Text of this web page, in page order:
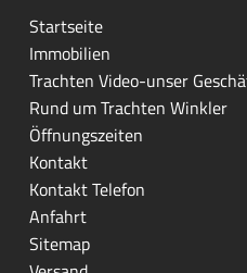
Startseite
Immobilien
Trachten Video-unser
Rund um Trachten Winkler
Öffnungszeiten
Kontakt
Kontakt Telefon
Anfahrt
Sitemap